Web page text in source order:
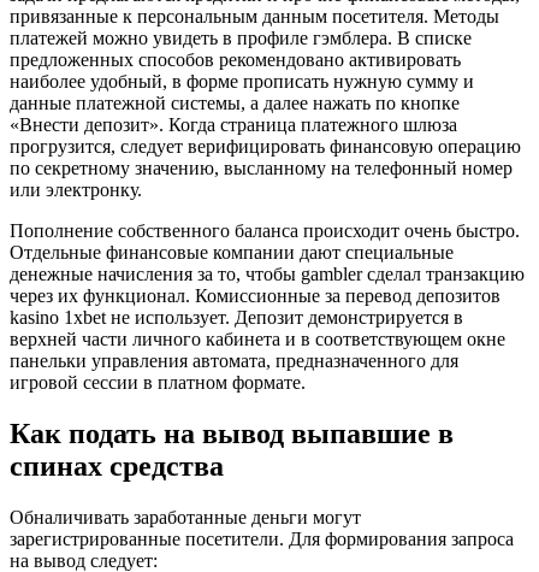
привязанные к персональным данным посетителя. Методы
платежей можно увидеть в профиле гэмблера. В списке
предложенных способов рекомендовано активировать
наиболее удобный, в форме прописать нужную сумму и
данные платежной системы, а далее нажать по кнопке
«Внести депозит». Когда страница платежного шлюза
прогрузится, следует верифицировать финансовую операцию
по секретному значению, высланному на телефонный номер
или электронку.
Пополнение собственного баланса происходит очень быстро.
Отдельные финансовые компании дают специальные
денежные начисления за то, чтобы gambler сделал транзакцию
через их функционал. Комиссионные за перевод депозитов
kasino 1xbet не использует. Депозит демонстрируется в
верхней части личного кабинета и в соответствующем окне
панельки управления автомата, предназначенного для
игровой сессии в платном формате.
Как подать на вывод выпавшие в
спинах средства
Обналичивать заработанные деньги могут
зарегистрированные посетители. Для формирования запроса
на вывод следует: